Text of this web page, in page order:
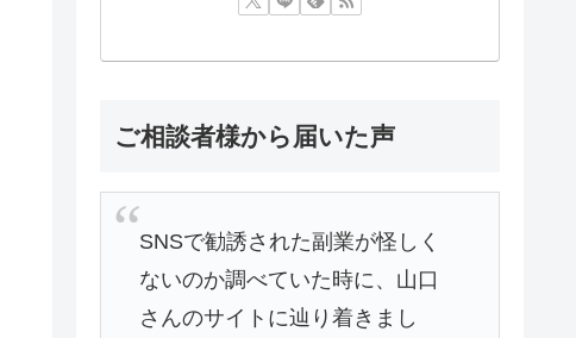
ご相談者様から届いた声
SNSで勧誘された副業が怪しく
ないのか調べていた時に、山口
さんのサイトに辿り着きまし